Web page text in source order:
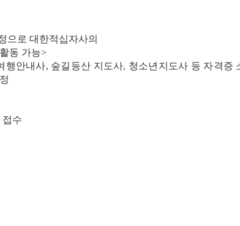
으로 대한적십자사의
가능>
행안내사, 숲길등산 지도사, 청소년지도사 등 자격증
접수